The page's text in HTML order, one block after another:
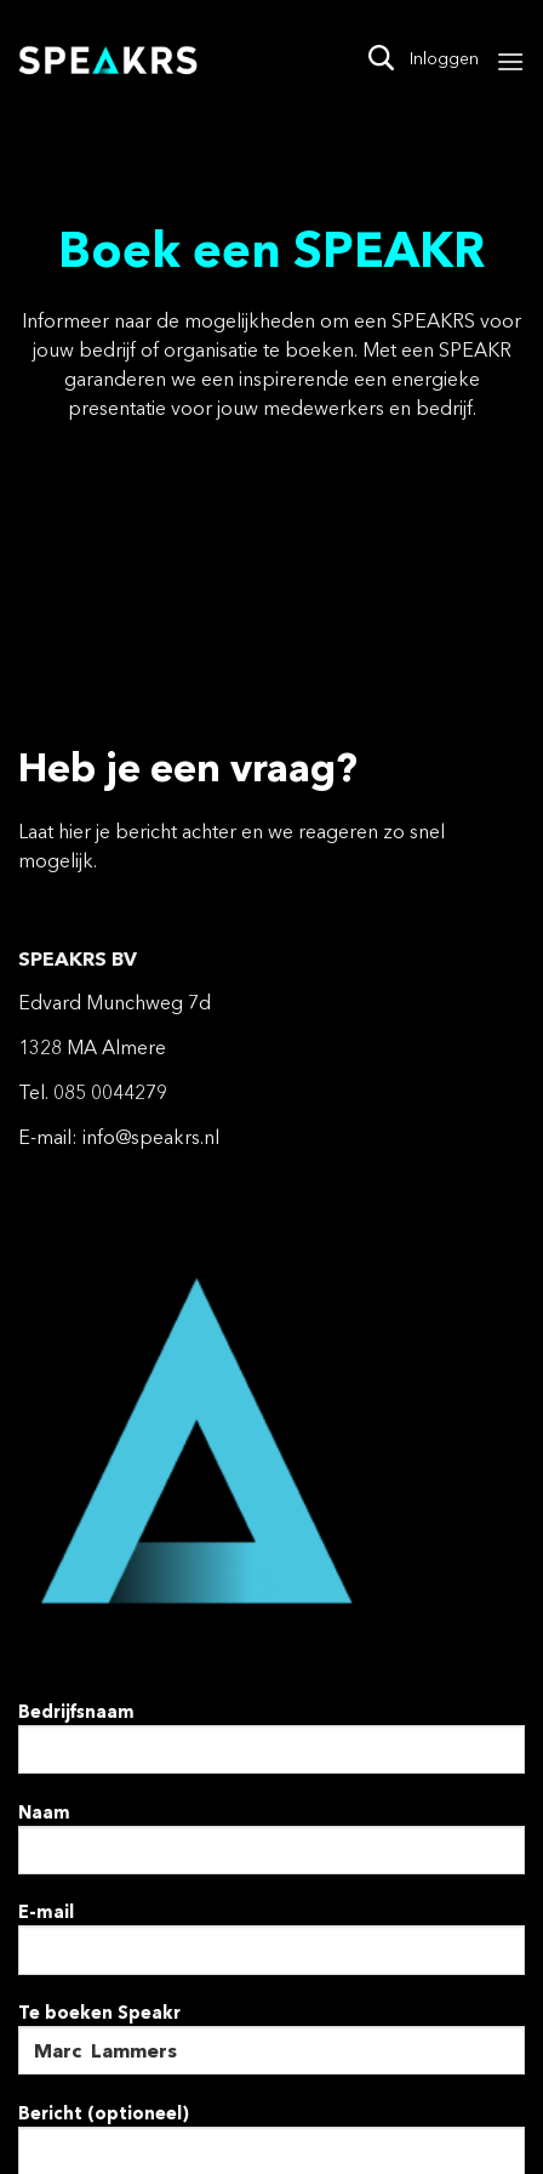
content
Inloggen
Boek een SPEAKR
Informeer naar de mogelijkheden om een SPEAKRS voor
jouw bedrijf of organisatie te boeken. Met een SPEAKR
garanderen we een inspirerende een energieke
presentatie voor jouw medewerkers en bedrijf.
Heb je een vraag?
Laat hier je bericht achter en we reageren zo snel
mogelijk.
SPEAKRS BV
Edvard Munchweg 7d
1328 MA Almere
Tel. 085 0044279
E-mail: info@speakrs.nl
Bedrijfsnaam
Naam
E-mail
Te boeken Speakr
Bericht (optioneel)